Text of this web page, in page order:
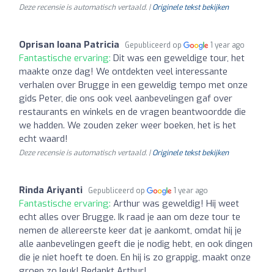
Deze recensie is automatisch vertaald. |Originele tekst bekijken
Oprisan Ioana Patricia Gepubliceerd op 1 year ago
Fantastische ervaring: Dit was een geweldige tour, het
maakte onze dag! We ontdekten veel interessante
verhalen over Brugge in een geweldig tempo met onze
gids Peter, die ons ook veel aanbevelingen gaf over
restaurants en winkels en de vragen beantwoordde die
we hadden. We zouden zeker weer boeken, het is het
echt waard!
Deze recensie is automatisch vertaald. |Originele tekst bekijken
Rinda Ariyanti Gepubliceerd op 1 year ago
Fantastische ervaring: Arthur was geweldig! Hij weet
echt alles over Brugge. Ik raad je aan om deze tour te
nemen de allereerste keer dat je aankomt, omdat hij je
alle aanbevelingen geeft die je nodig hebt, en ook dingen
die je niet hoeft te doen. En hij is zo grappig, maakt onze